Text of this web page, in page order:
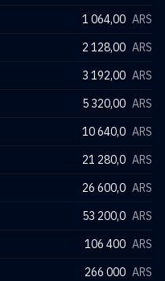
1 064,00 ARS
2 128,00 ARS
3 192,00 ARS
5 320,00 ARS
10 640,0 ARS
21 280,0 ARS
26 600,0 ARS
53 200,0 ARS
106 400 ARS
266 000 ARS